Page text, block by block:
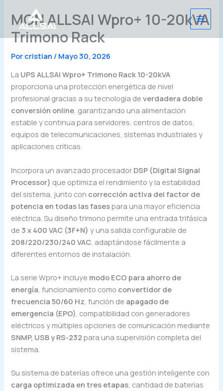
contenido
MON ALLSAI Wpro+ 10-20kVA
Trimono Rack
Por cristian / Mayo 30, 2026
La UPS ALLSAI Wpro+ Trimono Rack 10-20kVA
proporciona una protección energética de nivel
profesional gracias a su tecnología deverdadera doble
conversión online, garantizando una alimentación
estable y continua para servidores, centros de datos,
equipos de telecomunicaciones, sistemas industriales y
aplicaciones críticas.
Incorpora un avanzado procesador DSP (Digital Signal
Processor) que optimiza el rendimiento y la estabilidad
del sistema, junto con corrección activa del factor de
potencia en todas las fasespara una mayor eficiencia
eléctrica. Su diseño trimono permite una entrada trifásica
de 3 x 400 VAC (3F+N) y una salida configurable de
208/220/230/240 VAC , adaptándose fácilmente a
diferentes entornos de instalación.
La serie Wpro+ incluye modo ECO para ahorro de
energía, funcionamiento como convertidor de
frecuencia 50/60 Hz, función de apagado de
emergencia (EPO), compatibilidad con generadores
eléctricos y múltiples opciones de comunicación mediante
SNMP, USB y RS-232 para una supervisión completa del
sistema.
Su sistema de baterías ofrece una gestión inteligente con
carga optimizada en tres etapas, cantidad de baterías